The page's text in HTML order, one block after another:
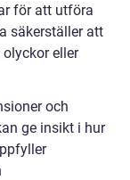
för att utföra
säkerställer att
eller
och
ge insikt i hur